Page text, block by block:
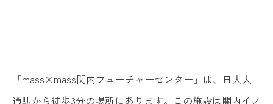
「mass×mass関内フューチャーセンター」は、日大大
通駅から徒歩3分の場所にあります。この施設は関内イノ